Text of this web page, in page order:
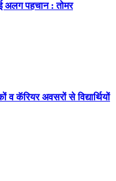
अलग पहचान : तोमर
व कॅरियर अवसरों से विद्यार्थियों